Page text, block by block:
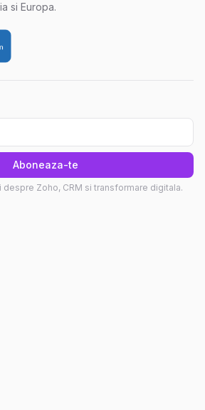
si Europa.
Aboneaza-te
Zoho, CRM si transformare digitala.